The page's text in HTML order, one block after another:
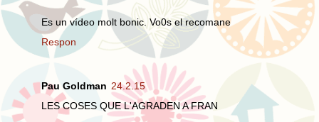
Es un vídeo molt bonic. Vo0s el recomane
Respon
Pau Goldman 24.2.15
LES COSES QUE L'AGRADEN A FRAN